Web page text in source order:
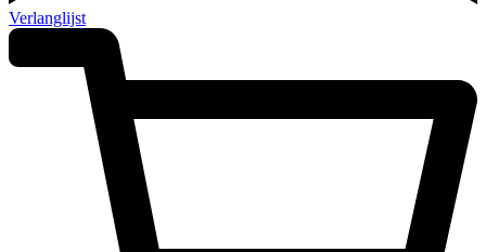
Verlanglijst